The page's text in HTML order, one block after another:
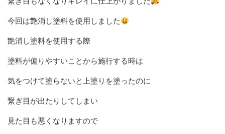
今回は艶消し塗料を使用しました
艶消し塗料を使用する際
塗料が偏りやすいことから施行する時は
気をつけて塗らないと上塗りを塗ったのに
繋ぎ目が出たりしてしまい
見た目も悪くなりますので